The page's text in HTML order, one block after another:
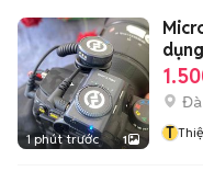
1 phút trước 1
dụng
Đà
T